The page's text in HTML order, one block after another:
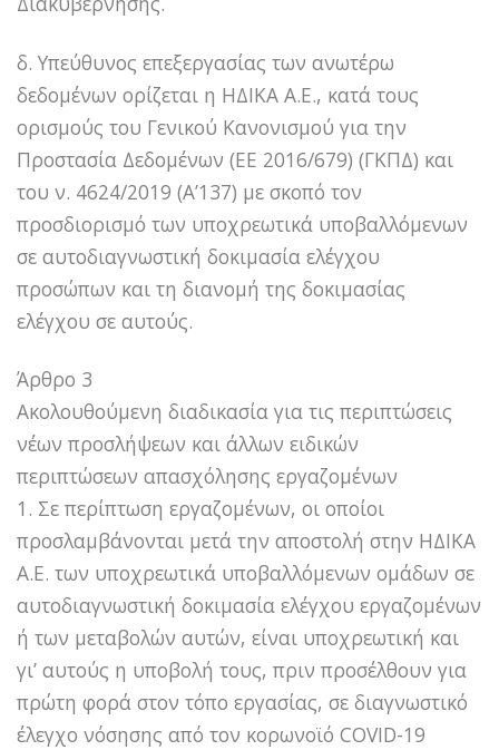
δ. Υπεύθυνος επεξεργασίας των ανωτέρω
δεδομένων ορίζεται η ΗΔΙΚΑ Α.Ε., κατά τους
ορισμούς του Γενικού Κανονισμού για την
Προστασία Δεδομένων (ΕΕ 2016/679) (ΓΚΠΔ) και
του ν. 4624/2019 (Α’137) με σκοπό τον
προσδιορισμό των υποχρεωτικά υποβαλλόμενων
σε αυτοδιαγνωστική δοκιμασία ελέγχου
προσώπων και τη διανομή της δοκιμασίας
ελέγχου σε αυτούς.
Άρθρο 3
Ακολουθούμενη διαδικασία για τις περιπτώσεις
νέων προσλήψεων και άλλων ειδικών
περιπτώσεων απασχόλησης εργαζομένων
1. Σε περίπτωση εργαζομένων, οι οποίοι
προσλαμβάνονται μετά την αποστολή στην ΗΔΙΚΑ
Α.Ε. των υποχρεωτικά υποβαλλόμενων ομάδων σε
αυτοδιαγνωστική δοκιμασία ελέγχου εργαζομένων
ή των μεταβολών αυτών, είναι υποχρεωτική και
γι’ αυτούς η υποβολή τους, πριν προσέλθουν για
πρώτη φορά στον τόπο εργασίας, σε διαγνωστικό
έλεγχο νόσησης από τον κορωνοϊό COVID-19